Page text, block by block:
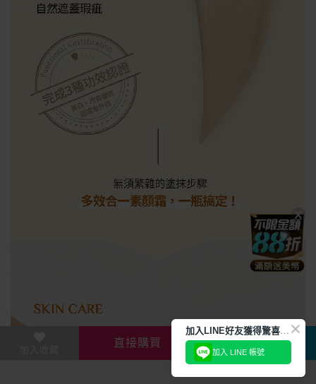
加入購物車
直接購買
加
入LINE好友獲得驚喜折扣!
加入 LINE 帳號